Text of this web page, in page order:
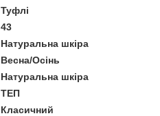
Туфлі
43
Натуральна шкіра
Весна/Осінь
Натуральна шкіра
ТЕП
Класичний